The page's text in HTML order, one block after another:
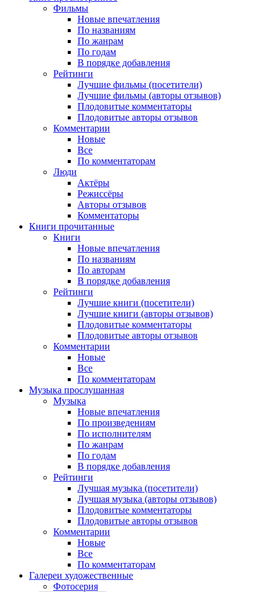
Фильмы
Новые впечатления
По названиям
По жанрам
По годам
В порядке добавления
Рейтинги
Лучшие фильмы (посетители)
Лучшие фильмы (авторы отзывов)
Плодовитые комментаторы
Плодовитые авторы отзывов
Комментарии
Новые
Все
По комментаторам
Люди
Актёры
Режиссёры
Авторы отзывов
Комментаторы
Книги прочитанные
Книги
Новые впечатления
По названиям
По авторам
В порядке добавления
Рейтинги
Лучшие книги (посетители)
Лучшие книги (авторы отзывов)
Плодовитые комментаторы
Плодовитые авторы отзывов
Комментарии
Новые
Все
По комментаторам
Музыка прослушанная
Музыка
Новые впечатления
По произведениям
По исполнителям
По жанрам
По годам
В порядке добавления
Рейтинги
Лучшая музыка (посетители)
Лучшая музыка (авторы отзывов)
Плодовитые комментаторы
Плодовитые авторы отзывов
Комментарии
Новые
Все
По комментаторам
Галереи художественные
Фотосерия